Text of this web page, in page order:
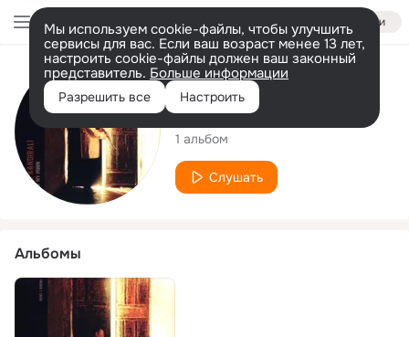
Войти
Мы используем cookie-файлы, чтобы улучшить
сервисы для вас. Если ваш возраст менее 13 лет,
настроить cookie-файлы должен ваш законный
представитель. Больше информации
Разрешить все Настроить
Исполнитель
Türkan Kandıralı
1 альбом
Слушать
Альбомы